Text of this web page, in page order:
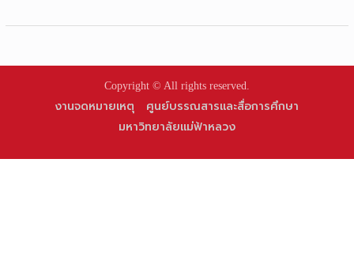
Copyright © All rights reserved.
งานจดหมายเหตุ
ศูนย์บรรณสารและสื่อการศึกษา
มหาวิทยาลัยแม่ฟ้าหลวง